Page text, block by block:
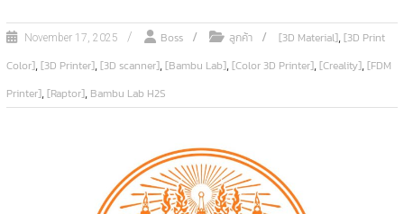
November 17, 2025 Boss ลูกค้า [3D Material],[3D Print
Color],[3D Printer],[3D scanner],[Bambu Lab],[Color 3D Printer],[Creality],[FDM
Printer],[Raptor], Bambu Lab H2S